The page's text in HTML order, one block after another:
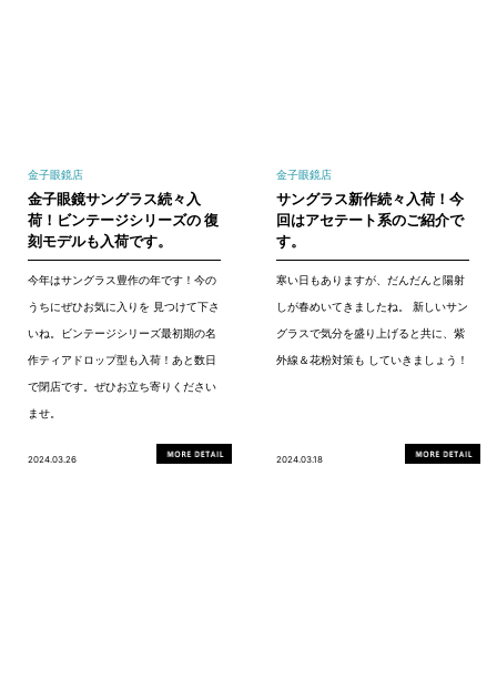
金子眼鏡店
金子眼鏡サングラス続々入
荷！ビンテージシリーズの 復
刻モデルも入荷です。
今年はサングラス豊作の年です！今の
うちにぜひお気に入りを 見つけて下さ
いね。ビンテージシリーズ最初期の名
作ティアドロップ型も入荷！あと数日
で閉店です。ぜひお立ち寄りください
ませ。
2024.03.26
金子眼鏡店
サングラス新作続々入荷！今
回はアセテート系のご紹介で
す。
寒い日もありますが、だんだんと陽射
しが春めいてきましたね。 新しいサン
グラスで気分を盛り上げると共に、紫
外線＆花粉対策も していきましょう！
2024.03.18